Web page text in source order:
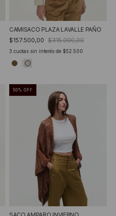
CAMISACO PLAZA LAVALLE PAÑO
$157.500,00 $315.000,00
3 cuotas sin interés de $52.500
50 % OFF